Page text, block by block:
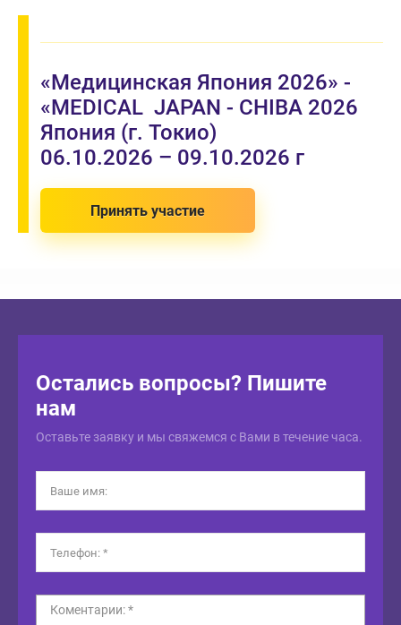
«Медицинская Япония 2026» -
«MEDICAL JAPAN - CHIBA 2026
Япония (г. Токио)
06.10.2026 – 09.10.2026 г
Принять участие
Остались вопросы? Пишите
нам
Оставьте заявку и мы свяжемся с Вами в течение часа.